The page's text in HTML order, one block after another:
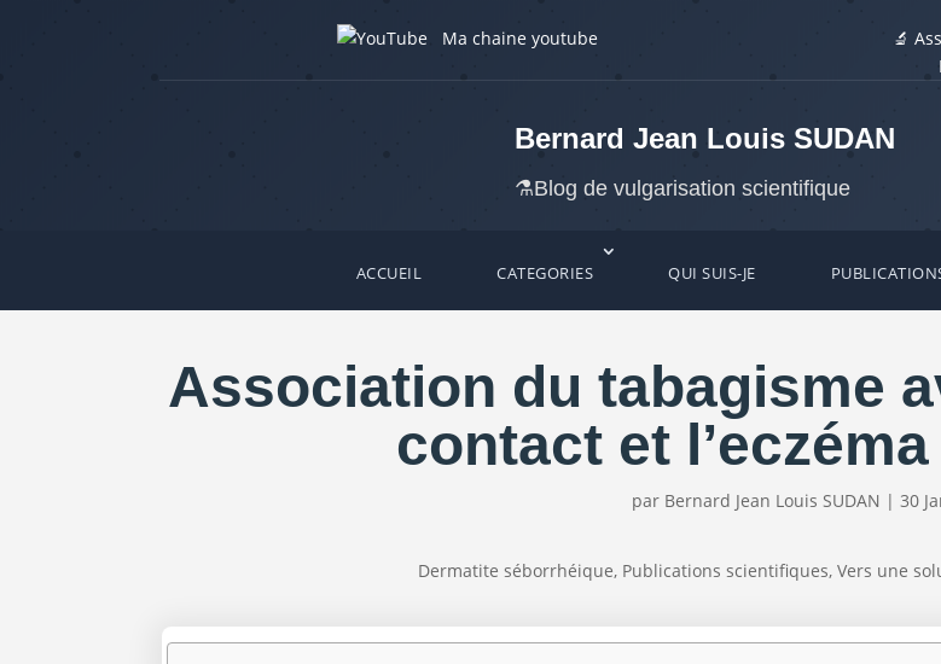
Ma chaine youtube
🔬
Bernard Jean Louis SUDAN
⚗️Blog de vulgarisation scientifique
ACCUEIL CATEGORIES QUI SUIS-JE
Association du tabagisme
contact et
par Bernard Jean Louis SUDAN | 30
Dermatite séborrhéique, Publications scientifiques, Vers une